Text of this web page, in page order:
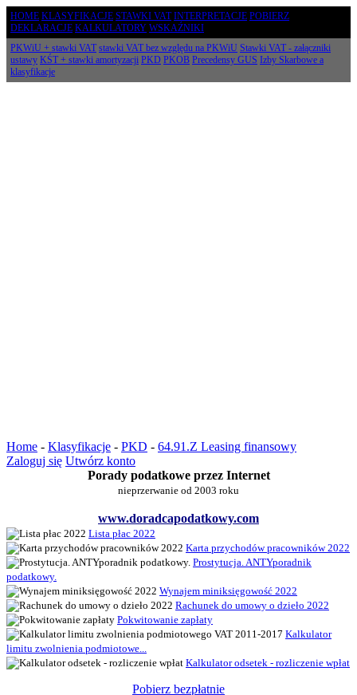
HOME KLASYFIKACJE STAWKI VAT INTERPRETACJE POBIERZ
DEKLARACJE KALKULATORY WSKAŹNIKI
PKWiU + stawki VAT stawki VAT bez względu na PKWiU Stawki VAT - załączniki
ustawy KŚT + stawki amortyzacji PKD PKOB Precedensy GUS Izby Skarbowe a
klasyfikacje
Home - Klasyfikacje - PKD - 64.91.Z Leasing finansowy
Zaloguj się Utwórz konto
Porady podatkowe przez Internet
nieprzerwanie od 2003 roku
www.doradcapodatkowy.com
Lista płac 2022
Karta przychodów pracowników 2022
Prostytucja. ANTYporadnik
podatkowy.
Wynajem miniksięgowość 2022
Rachunek do umowy o dzieło 2022
Pokwitowanie zapłaty
Kalkulator
limitu zwolnienia podmiotowe...
Kalkulator odsetek - rozliczenie wpłat
Pobierz bezpłatnie